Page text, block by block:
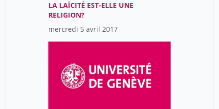
LA LAÏCITÉ EST-ELLE UNE
RELIGION?
mercredi 5 avril 2017